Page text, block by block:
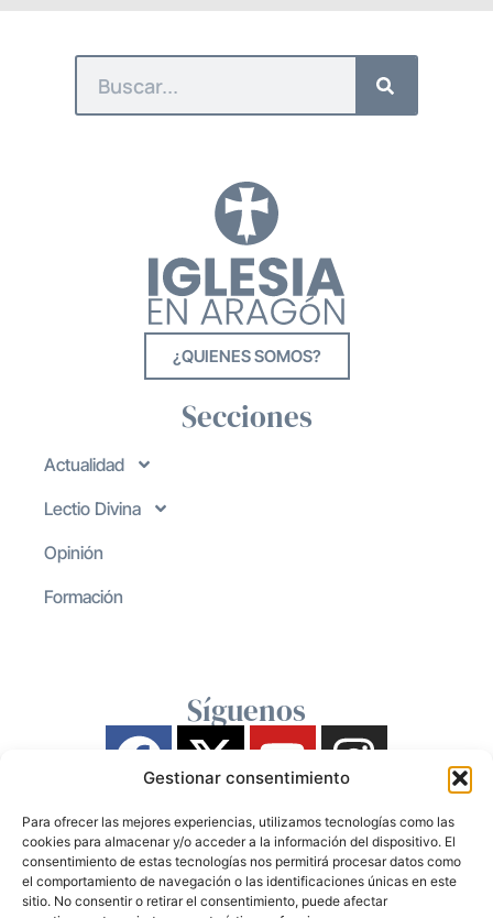
Gestionar consentimiento
Para ofrecer las mejores experiencias, utilizamos tecnologías como las
cookies para almacenar y/o acceder a la información del dispositivo. El
consentimiento de estas tecnologías nos permitirá procesar datos como
el comportamiento de navegación o las identificaciones únicas en este
sitio. No consentir o retirar el consentimiento, puede afectar
¿QUIENES SOMOS?
Secciones
Actualidad
Lectio Divina
Opinión
Formación
Síguenos